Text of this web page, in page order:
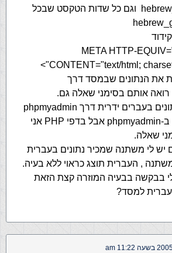
הוא hebrew_general_ci וגם כל שדות הטקסט שבכל
<META HTTP-
CONTENT="text/html;
את הנתונים שבמסד דרך
אני יכול להכניס נתונים בעברים ידרית דרך phpmyadmin
וזה יהיה בסדר רק ב-phpmyadmin אבל בדפי PHP אני
שאלה.
יש לי משתנה שמכיר נתונים בעברית
, העברית תוצג כראוי ללא בעיה.
לי בבקשה בבעיה המוזרה קצת הזאת
למסד?